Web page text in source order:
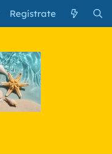
Regístrate